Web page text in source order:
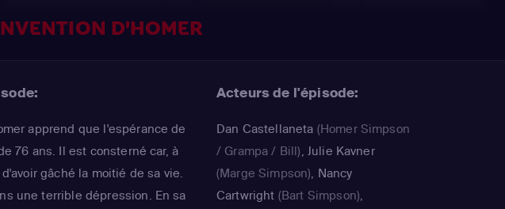
D'HOMER
apprend que l'espérance de
76 ans. Il est consterné car, à
gâché la moitié de sa vie.
une terrible dépression. En sa
Acteurs de l'épisode:
Dan Castellaneta (Homer Simpson
/ Grampa / Bill), Julie Kavner
(Marge Simpson), Nancy
Cartwright (Bart Simpson),